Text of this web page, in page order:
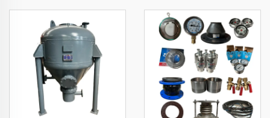
бұрышты Рутс емігіші